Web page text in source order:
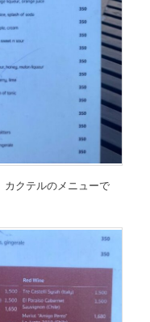
カクテルのメニューで